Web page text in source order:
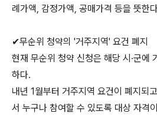
례가액, 감정가액, 공매가격 등을 뜻한
✔무순위 청약의 '거주지역' 요건 폐지
현재 무순위 청약 신청은 해당 시·군에
하다.
내년 1월부터 거주지역 요건이 폐지되
서 누구나 참여할 수 있도록 대상 자격